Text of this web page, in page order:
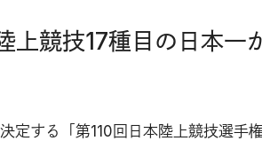
上競技17種目の日本一
定する「第110回日本陸上競技選手